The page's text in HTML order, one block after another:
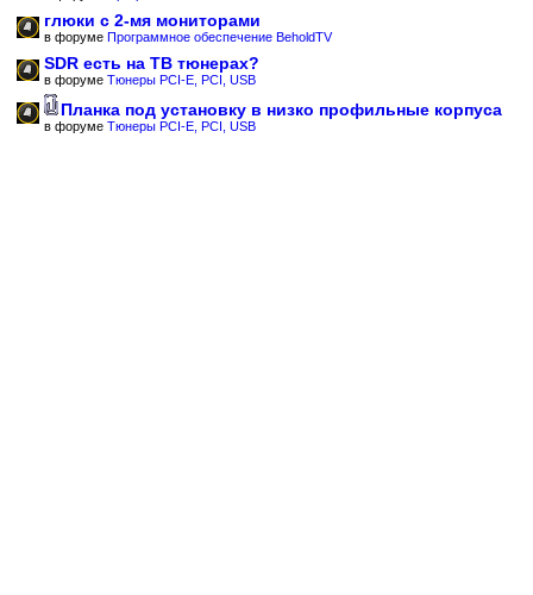
глюки с 2-мя мониторами
в форуме Программное обеспечение BeholdTV
SDR есть на ТВ тюнерах?
в форуме Тюнеры PCI-E, PCI, USB
Планка под установку в низко профильные корпуса
в форуме Тюнеры PCI-E, PCI, USB